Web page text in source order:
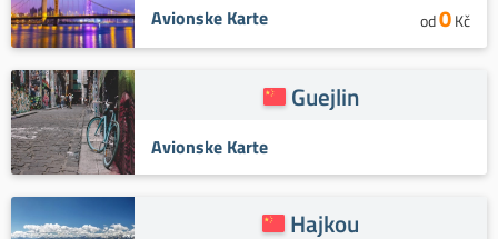
Avionske Karte od0Kč
Guejlin
Avionske Karte
Hajkou